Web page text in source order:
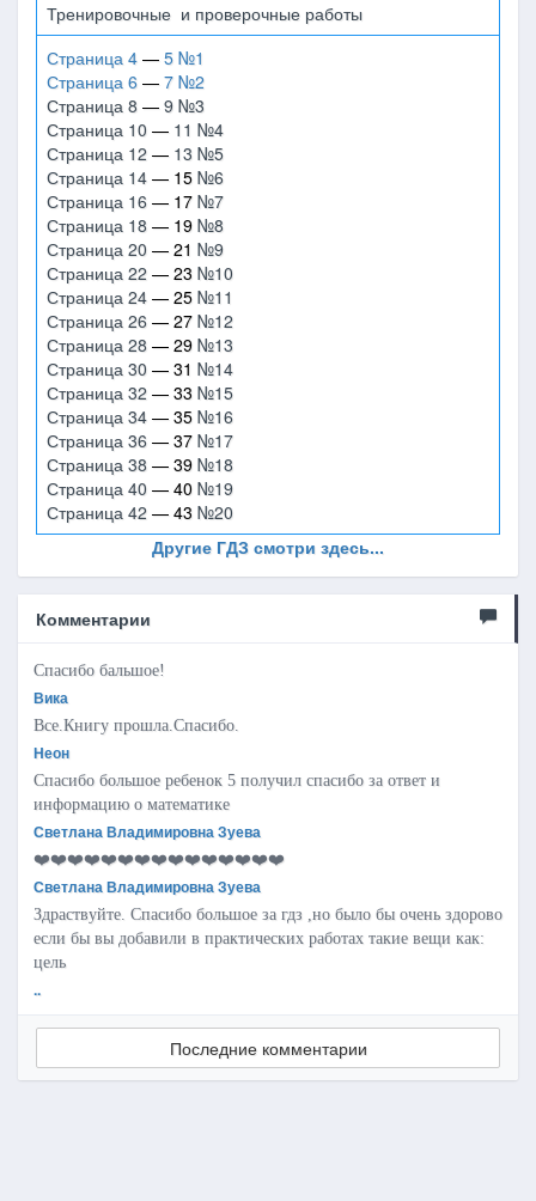
Тренировочные и проверочные работы
Страница 4 — 5 №1
Страница 6 — 7 №2
Страница 8 — 9 №3
Страница 10 — 11 №4
Страница 12 — 13 №5
Страница 14 — 15 №6
Страница 16 — 17 №7
Страница 18 — 19 №8
Страница 20 — 21 №9
Страница 22 — 23 №10
Страница 24 — 25 №11
Страница 26 — 27 №12
Страница 28 — 29 №13
Страница 30 — 31 №14
Страница 32 — 33 №15
Страница 34 — 35 №16
Страница 36 — 37 №17
Страница 38 — 39 №18
Страница 40 — 40 №19
Страница 42 — 43 №20
Другие ГДЗ смотри здесь...
Комментарии
Спасибо бальшое!
Вика
Все.Книгу прошла.Спасибо.
Неон
Спасибо большое ребенок 5 получил спасибо за ответ и
информацию о математике
Светлана Владимировна Зуева
❤️❤️❤️❤️❤️❤️❤️❤️❤️❤️❤️❤️❤️❤️❤️
Светлана Владимировна Зуева
Здраствуйте. Спасибо большое за гдз ,но было бы очень здорово
если бы вы добавили в практических работах такие вещи как:
цель
..
Последние комментарии